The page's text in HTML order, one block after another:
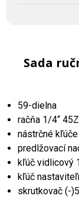
Sada
59-dielna
račňa 1/4“ 45Z
nástrčné
predlžovací
kľúč vidlicový
kľúč
skrutkovač (-